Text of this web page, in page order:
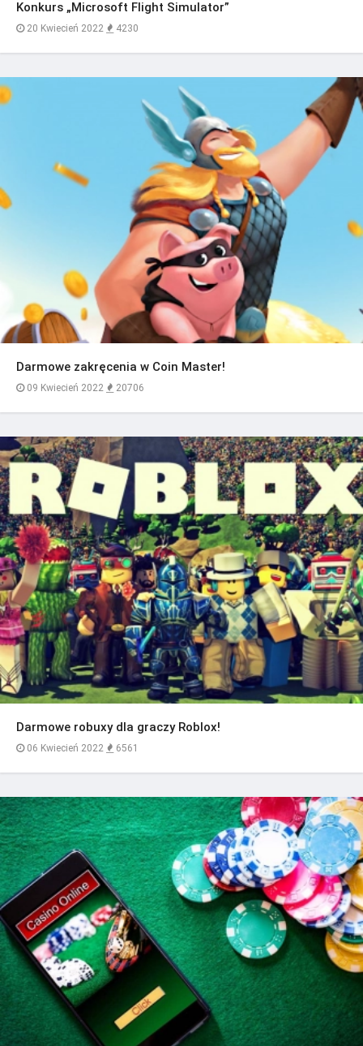
Konkurs „Microsoft Flight Simulator”
20 Kwiecień 2022 4230
Darmowe zakręcenia w Coin Master!
09 Kwiecień 2022 20706
Darmowe robuxy dla graczy Roblox!
06 Kwiecień 2022 6561